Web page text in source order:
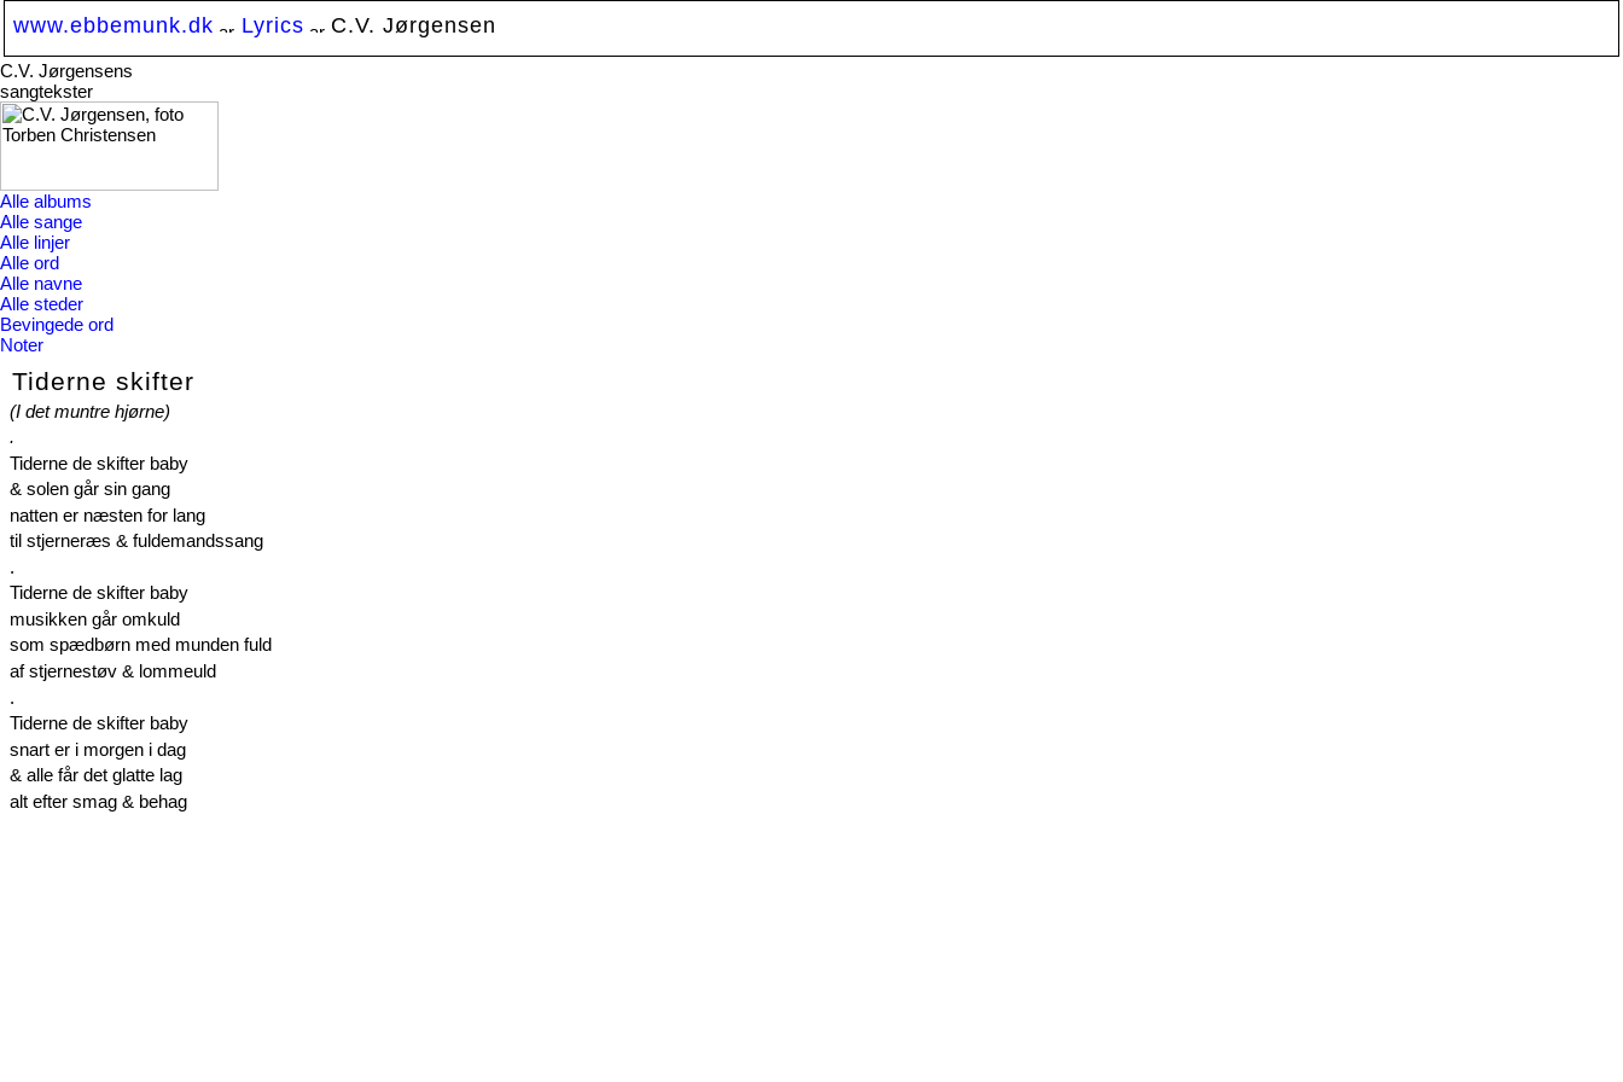
www.ebbemunk.dk Lyrics C.V. Jørgensen
C.V. Jørgensens
sangtekster
Alle albums
Alle sange
Alle linjer
Alle ord
Alle navne
Alle steder
Bevingede ord
Noter
Tiderne skifter
(I det muntre hjørne)
.
Tiderne de skifter baby
& solen går sin gang
natten er næsten for lang
til stjerneræs & fuldemandssang
.
Tiderne de skifter baby
musikken går omkuld
som spædbørn med munden fuld
af stjernestøv & lommeuld
.
Tiderne de skifter baby
snart er i morgen i dag
& alle får det glatte lag
alt efter smag & behag